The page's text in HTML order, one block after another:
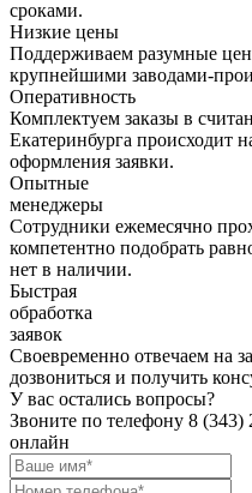
сроками.
Низкие цены
Поддерживаем разумные
крупнейшими заводами-
Оперативность
Комплектуем заказы в
Екатеринбурга происходит
оформления заявки.
Опытные
менеджеры
Сотрудники ежемесячно
компетентно подобрать
нет в наличии.
Быстрая
обработка
заявок
Своевременно отвечаем на
дозвониться и получить
У вас остались вопросы?
Звоните по телефону 8 (343)
онлайн